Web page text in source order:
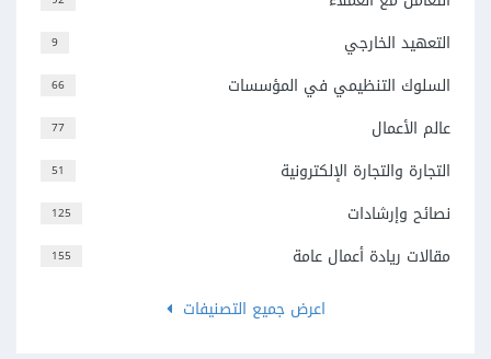
9 التعهيد الخارجي
66 السلوك التنظيمي في المؤسسات
77 عالم الأعمال
51 التجارة والتجارة الإلكترونية
125 نصائح وإرشادات
155
مقالات ريادة أعمال عامة
اعرض جميع التصنيفات